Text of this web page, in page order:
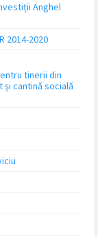
Anghel
2014-2020
tinerii din
cantină socială